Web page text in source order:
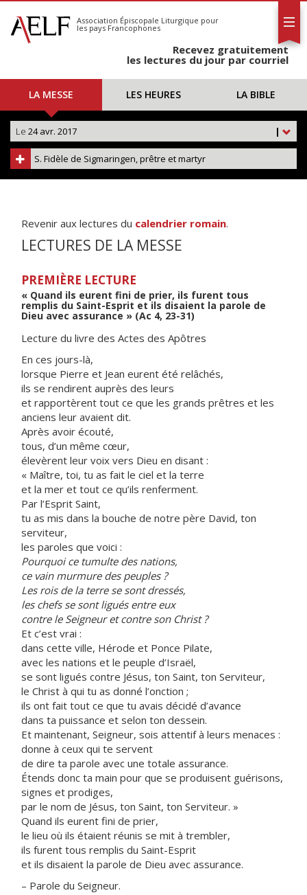
S'abonner
Calendrier
Association Épiscopale Liturgique pour
les pays Francophones
Recevez gratuitement
les lectures du jour par courriel
LA MESSE LES HEURES LA BIBLE
|
Le 24 avr. 2017
S. Fidèle de Sigmaringen, prêtre et martyr
Revenir aux lectures du calendrier romain.
LECTURES DE LA MESSE
PREMIÈRE LECTURE
« Quand ils eurent fini de prier, ils furent tous
remplis du Saint-Esprit et ils disaient la parole de
Dieu avec assurance » (Ac 4, 23-31)
Lecture du livre des Actes des Apôtres
En ces jours-là,
lorsque Pierre et Jean eurent été relâchés,
ils se rendirent auprès des leurs
et rapportèrent tout ce que les grands prêtres et les
anciens leur avaient dit.
Après avoir écouté,
tous, d’un même cœur,
élevèrent leur voix vers Dieu en disant :
« Maître, toi, tu as fait le ciel et la terre
et la mer et tout ce qu’ils renferment.
Par l’Esprit Saint,
tu as mis dans la bouche de notre père David, ton
serviteur,
les paroles que voici :
Pourquoi ce tumulte des nations,
ce vain murmure des peuples ?
Les rois de la terre se sont dressés,
les chefs se sont ligués entre eux
contre le Seigneur et contre son Christ ?
Et c’est vrai :
dans cette ville, Hérode et Ponce Pilate,
avec les nations et le peuple d’Israël,
se sont ligués contre Jésus, ton Saint, ton Serviteur,
le Christ à qui tu as donné l’onction ;
ils ont fait tout ce que tu avais décidé d’avance
dans ta puissance et selon ton dessein.
Et maintenant, Seigneur, sois attentif à leurs menaces :
donne à ceux qui te servent
de dire ta parole avec une totale assurance.
Étends donc ta main pour que se produisent guérisons,
signes et prodiges,
par le nom de Jésus, ton Saint, ton Serviteur. »
Quand ils eurent fini de prier,
le lieu où ils étaient réunis se mit à trembler,
ils furent tous remplis du Saint-Esprit
et ils disaient la parole de Dieu avec assurance.
– Parole du Seigneur.